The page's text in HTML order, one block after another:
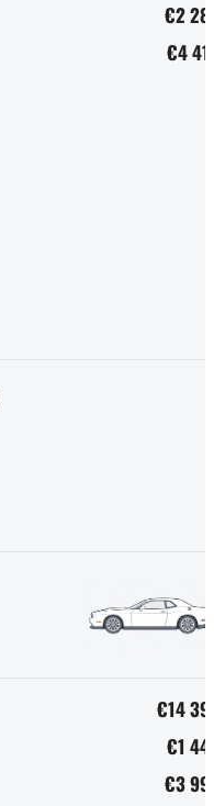
€2
€4
€14
€1
€3